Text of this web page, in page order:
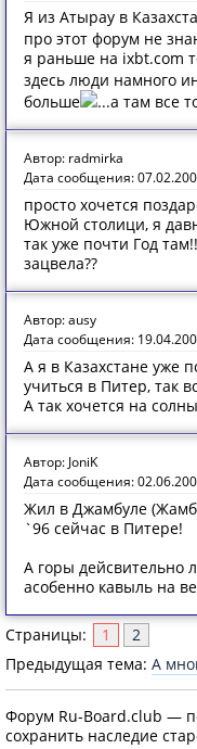
Я из Атырау в
про этот форум не
я раньше на ixbt.com
здесь люди намного
больше
...а там все
Автор: radmirka
Дата сообщения:
просто хочется
Южной столици, я
так уже почти Год
зацвела??
Автор: ausy
Дата сообщения:
А я в Казахстане уже
учиться в Питер, так
А так хочется на
Автор: JoniK
Дата сообщения:
Жил в Джамбуле
`96 сейчас в Питере!
А горы дейсвительно
асобенно кавыль на
Страницы: 1
2
Предыдущая тема: А
Форум Ru-Board.club —
сохранить наследие